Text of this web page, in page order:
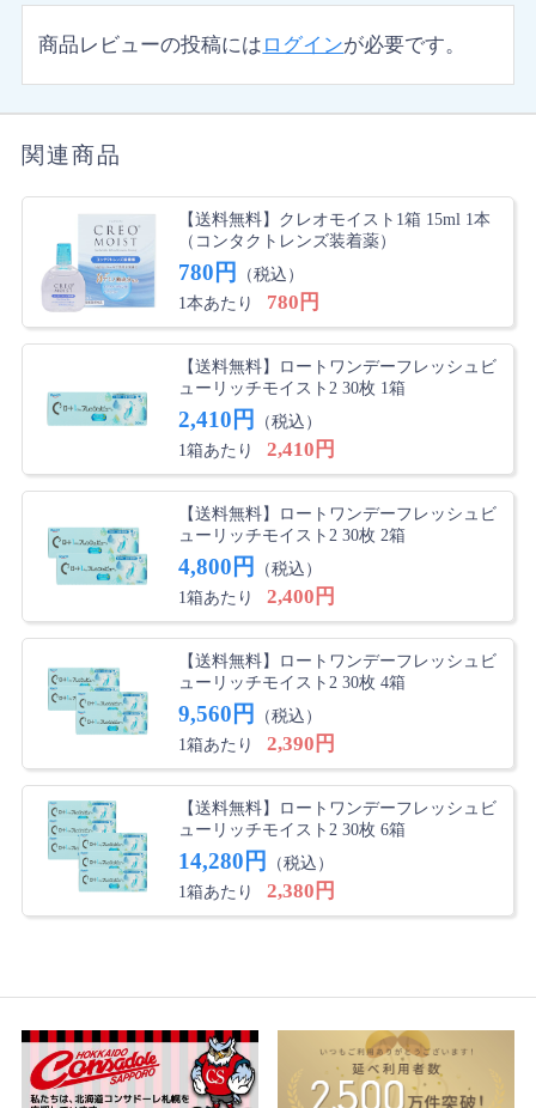
商品レビューの投稿には ログインが必要です。
関連商品
【送料無料】クレオモイスト1箱 15ml 1本
（コンタクトレンズ装着薬）
780円
（税込）
1本あたり
780円
【送料無料】ロートワンデーフレッシュビ
ューリッチモイスト2 30枚 1箱
2,410円
（税込）
1箱あたり
2,410円
【送料無料】ロートワンデーフレッシュビ
ューリッチモイスト2 30枚 2箱
4,800円
（税込）
1箱あたり
2,400円
【送料無料】ロートワンデーフレッシュビ
ューリッチモイスト2 30枚 4箱
9,560円
（税込）
1箱あたり
2,390円
【送料無料】ロートワンデーフレッシュビ
ューリッチモイスト2 30枚 6箱
14,280円
（税込）
1箱あたり
2,380円